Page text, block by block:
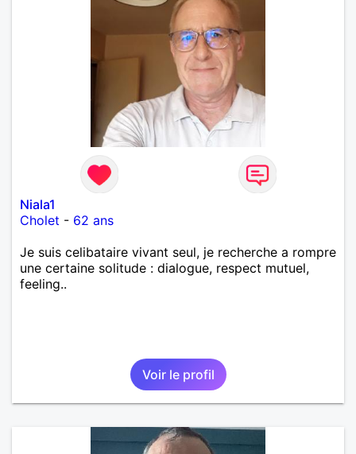
Niala1
Cholet - 62 ans
Je suis celibataire vivant seul, je recherche a rompre
une certaine solitude : dialogue, respect mutuel,
feeling..
Voir le profil